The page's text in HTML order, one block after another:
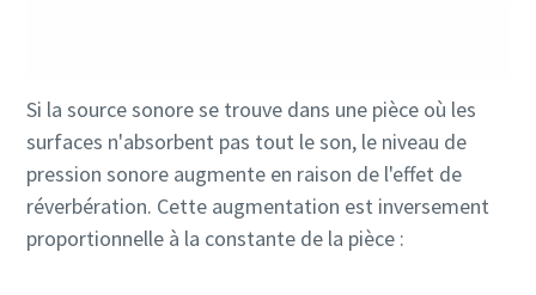
Si la source sonore se trouve dans une pièce où les
surfaces n'absorbent pas tout le son, le niveau de
pression sonore augmente en raison de l'effet de
réverbération. Cette augmentation est inversement
proportionnelle à la constante de la pièce :